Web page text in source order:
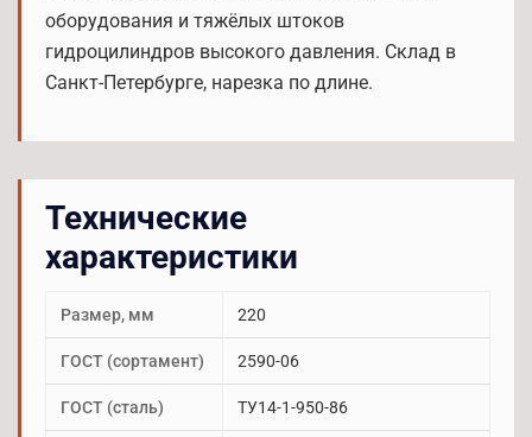
оборудования и тяжёлых штоков
гидроцилиндров высокого давления. Склад в
Санкт-Петербурге, нарезка по длине.
Технические
характеристики
Размер, мм 220
ГОСТ (сортамент) 2590-06
ГОСТ (сталь) ТУ14-1-950-86